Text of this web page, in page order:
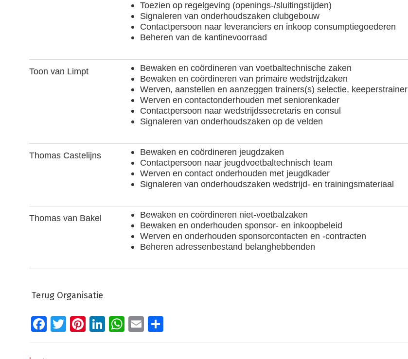
Toezien op regelgeving (openings-/sluitingstijden)
Signaleren van onderhoudszaken clubgebouw
Contactpersoon naar leveranciers en inkoop consumptiegoederen
Beheren van de kantinevoorraad
Toon van Limpt
Bewaken en coördineren van voetbaltechnische zaken
Bewaken en coördineren van primaire wedstrijdzaken
Werven, aanstellen en aanzeggen trainers(s) selectie, keeperstrainer
Werven en contactonderhouden met seniorenkader
Contactpersoon naar wedstrijdssecretaris en consul
Signaleren van onderhoudszaken op de velden
Thomas Castelijns
Bewaken en coördineren jeugdzaken
Contactpersoon naar jeugdvoetbaltechnisch team
Werven en contact onderhouden met jeugdkader
Signaleren van onderhoudszaken wedstrijd- en trainingsmateriaal
Thomas van Bakel
Bewaken en coördineren niet-voetbalzaken
Bewaken en onderhouden sponsor- en inkoopbeleid
Werven en onderhouden sponsorcontacten en -contracten
Beheren adressenbestand belanghebbenden
Terug Organisatie
Facebook
Twitter
Pinterest
LinkedIn
WhatsApp
Email